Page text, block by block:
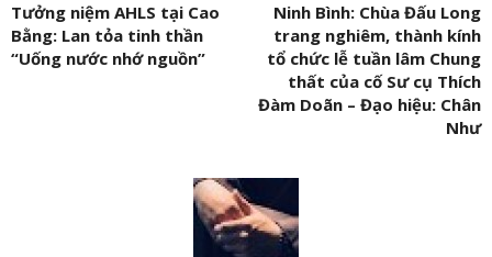
Tưởng niệm AHLS tại Cao
Bằng: Lan tỏa tinh thần
“Uống nước nhớ nguồn”
Ninh Bình: Chùa Đấu Long
trang nghiêm, thành kính
tổ chức lễ tuần lâm Chung
thất của cố Sư cụ Thích
Đàm Doãn – Đạo hiệu: Chân
Như